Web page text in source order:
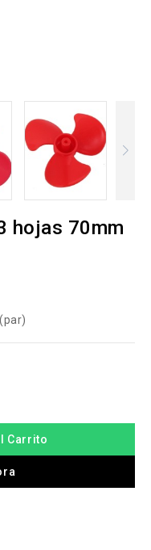
hojas 70mm
Carrito